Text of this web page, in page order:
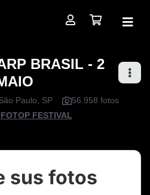
BRASIL - 2
Paulo, SP
56.958 fotos
FOTOP FESTIVAL
sus fotos